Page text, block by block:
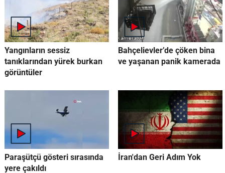
Yangınların sessiz
tanıklarından yürek burkan
görüntüler
Bahçelievler’de çöken bina
ve yaşanan panik kamerada
Paraşütçü gösteri sırasında
yere çakıldı
İran'dan Geri Adım Yok